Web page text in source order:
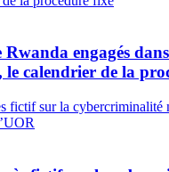
engagés
calendrier de la